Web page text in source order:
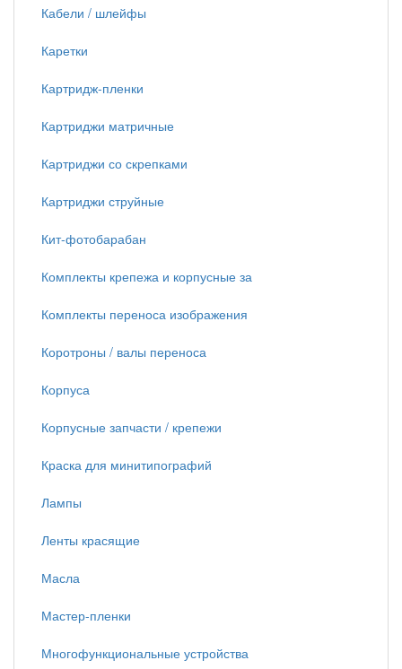
Кабели / шлейфы
Каретки
Картридж-пленки
Картриджи матричные
Картриджи со скрепками
Картриджи струйные
Кит-фотобарабан
Комплекты крепежа и корпусные за
Комплекты переноса изображения
Коротроны / валы переноса
Корпуса
Корпусные запчасти / крепежи
Краска для минитипографий
Лампы
Ленты красящие
Масла
Мастер-пленки
Многофункциональные устройства